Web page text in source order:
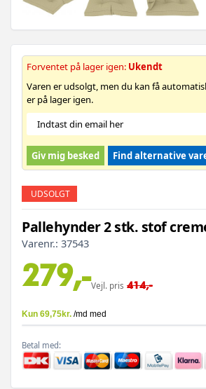
Forventet på lager igen: Ukendt
Varen er udsolgt, men du kan få
er på lager igen.
Giv mig besked Find alternative
UDSOLGT
Pallehynder 2 stk. stof
Varenr.: 37543
279,-Vejl. pris 414,-
Betal med: